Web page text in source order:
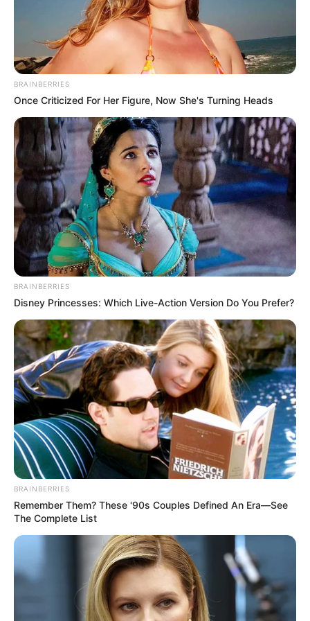
Ottobeuren bei Memmingen.
Fuggerschloss in Kirchheim
Mit seinem 360 Quadratmeter großen
bedeutendsten deutschen Bauwerke aus
der Zeit der Renaissance.
Memmingen
In einem der am besten erhaltenen
historischen Stadtzentren Bayerns reihen
sich bauliche Zeugnisse eines
jahrhundertelang gewachsenen Wohlstandes
aneinanderreihen. Hierzu gehören prachtvolle
Bürgerhäuser, das Renaissancerathaus, die mit Toren und
Türmen ausgestattete Stadtmauer und vieles mehr.
Als einst reichste Familie der Welt hat die
Familie Fugger inSüddeutschlandsogar
mehrere Schlösser errichtet. In
Babenhausen überragt eines dieser Bauwerke den
Ortskern. Es beherbergt das Fuggermuseum mit einer
Ausstellung über die Geschichte der Kaufmannsfamilie,
deren Nachkommen auch heute noch vermögend sind.
Skyline Park
und Bad Wörishofen liegendem
Freizeitpark gibt es Attraktionen und
Angebote für alle Altersklassen. Hierzu gehören
Achterbahnen, Fahrgeschäfte und Abenteuerspielplätze.
An warmen Sommertagen kann man sich außerdem in
einem Freibad mit Wasserrutschen abkühlen und erholen.
BRAINBERRIES
Once Criticized For Her Figure, Now She's Turning Heads
BRAINBERRIES
Disney Princesses: Which Live-Action Version Do You Prefer?
BRAINBERRIES
Remember Them? These '90s Couples Defined An Era—See
The Complete List